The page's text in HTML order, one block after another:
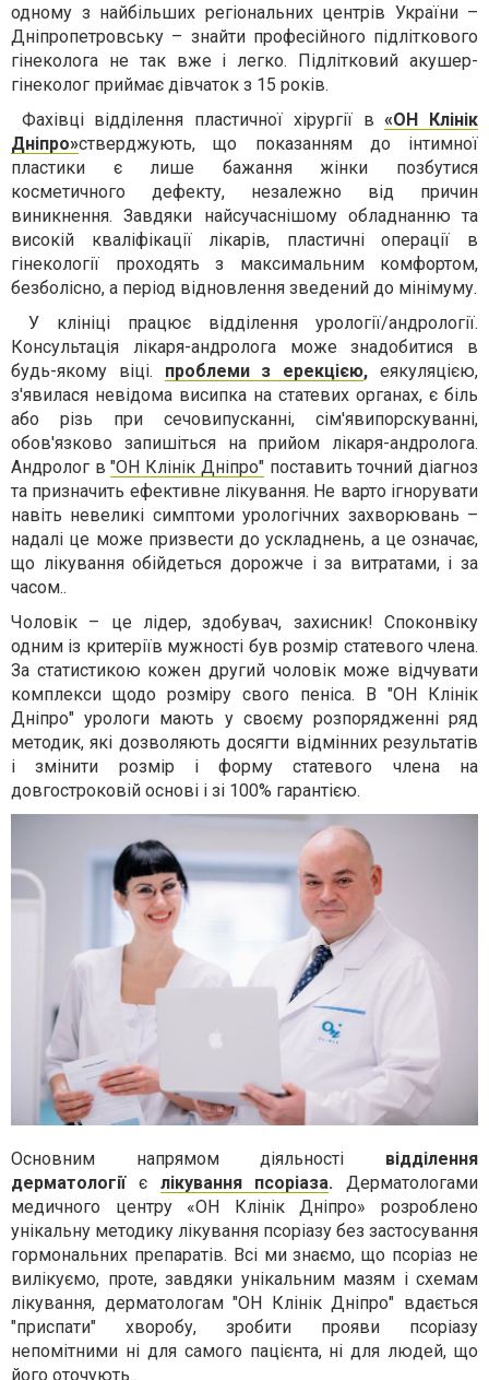
одному з найбільших регіональних центрів України –
Дніпропетровську – знайти професійного підліткового
гінеколога не так вже і легко. Підлітковий акушер-
гінеколог приймає дівчаток з 15 років.
Фахівці відділення пластичної хірургії в«ОН Клінік
Дніпро»стверджують, що показанням до інтимної
пластики є лише бажання жінки позбутися
косметичного дефекту, незалежно від причин
виникнення. Завдяки найсучаснішому обладнанню та
високій кваліфікації лікарів, пластичні операції в
гінекології проходять з максимальним комфортом,
безболісно, ​​а період відновлення зведений до мінімуму.
У клініці працює відділення урології/андрології.
Консультація лікаря-андролога може знадобитися в
будь-якому віці. проблеми з ерекцією, еякуляцією,
з'явилася невідома висипка на статевих органах, є біль
або різь при сечовипусканні, сім'явипорскуванні,
обов'язково запишіться на прийом лікаря-андролога.
Андролог в"ОН Клінік Дніпро"поставить точний діагноз
та призначить ефективне лікування. Не варто ігнорувати
навіть невеликі симптоми урологічних захворювань –
надалі це може призвести до ускладнень, а це означає,
що лікування обійдеться дорожче і за витратами, і за
часом..
Чоловік – це лідер, здобувач, захисник! Споконвіку
одним із критеріїв мужності був розмір статевого члена.
За статистикою кожен другий чоловік може відчувати
комплекси щодо розміру свого пеніса. В "ОН Клінік
Дніпро" урологи мають у своєму розпорядженні ряд
методик, які дозволяють досягти відмінних результатів
і змінити розмір і форму статевого члена на
довгостроковій основі і зі 100% гарантією.
Основним напрямом діяльності відділення
дерматологіїє лікування псоріаза. Дерматологами
медичного центру «ОН Клінік Дніпро» розроблено
унікальну методику лікування псоріазу без застосування
гормональних препаратів. Всі ми знаємо, що псоріаз не
вилікуємо, проте, завдяки унікальним мазям і схемам
лікування, дерматологам "ОН Клінік Дніпро" вдається
"приспати" хворобу, зробити прояви псоріазу
непомітними ні для самого пацієнта, ні для людей, що
його оточують..